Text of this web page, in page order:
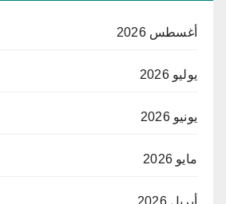
أغسطس 2026
يوليو 2026
يونيو 2026
مايو 2026